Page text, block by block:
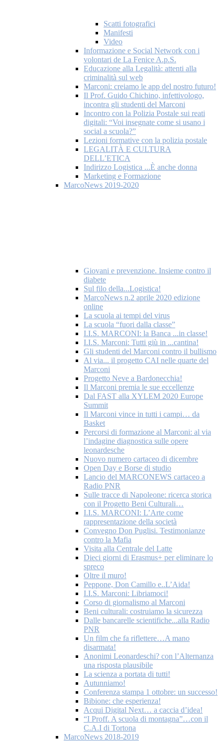
Scatti fotografici
Manifesti
Video
Informazione e Social Network con i
volontari de La Fenice A.p.S.
Educazione alla Legalità: attenti alla
criminalità sul web
Marconi: creiamo le app del nostro futuro!
Il Prof. Guido Chichino, infettivologo,
incontra gli studenti del Marconi
Incontro con la Polizia Postale sui reati
digitali: “Voi insegnate come si usano i
social a scuola?”
Lezioni formative con la polizia postale
LEGALITÀ E CULTURA
DELL’ETICA
Indirizzo Logistica ...È anche donna
Marketing e Formazione
MarcoNews 2019-2020
Giovani e prevenzione. Insieme contro il
diabete
Sul filo della...Logistica!
MarcoNews n.2 aprile 2020 edizione
online
La scuola ai tempi del virus
La scuola “fuori dalla classe”
I.I.S. MARCONI: la Banca ...in classe!
I.I.S. Marconi: Tutti giù in ...cantina!
Gli studenti del Marconi contro il bullismo
Al via... il progetto CAI nelle quarte del
Marconi
Progetto Neve a Bardonecchia!
Il Marconi premia le sue eccellenze
Dal FAST alla XYLEM 2020 Europe
Summit
Il Marconi vince in tutti i campi… da
Basket
Percorsi di formazione al Marconi: al via
l’indagine diagnostica sulle opere
leonardesche
Nuovo numero cartaceo di dicembre
Open Day e Borse di studio
Lancio del MARCONEWS cartaceo a
Radio PNR
Sulle tracce di Napoleone: ricerca storica
con il Progetto Beni Culturali…
I.I.S. MARCONI: L’Arte come
rappresentazione della società
Convegno Don Puglisi. Testimonianze
contro la Mafia
Visita alla Centrale del Latte
Dieci giorni di Erasmus+ per eliminare lo
spreco
Oltre il muro!
Peppone, Don Camillo e..L’Aida!
I.I.S. Marconi: Libriamoci!
Corso di giornalismo al Marconi
Beni culturali: costruiamo la sicurezza
Dalle bancarelle scientifiche...alla Radio
PNR
Un film che fa riflettere…A mano
disarmata!
Anonimi Leonardeschi? con l’Alternanza
una risposta plausibile
La scienza a portata di tutti!
Autunniamo!
Conferenza stampa 1 ottobre: un successo!
Bibione: che esperienza!
Acqui Digital Next… a caccia d’idea!
“I Proff. A scuola di montagna”…con il
C.A.I di Tortona
MarcoNews 2018-2019